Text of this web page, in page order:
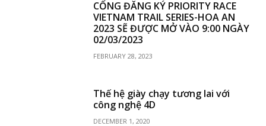
CỔNG ĐĂNG KÝ PRIORITY RACE
VIETNAM TRAIL SERIES-HOA AN
2023 SẼ ĐƯỢC MỞ VÀO 9:00 NGÀY
02/03/2023
FEBRUARY 28, 2023
Thế hệ giày chạy tương lai với
công nghệ 4D
DECEMBER 1, 2020